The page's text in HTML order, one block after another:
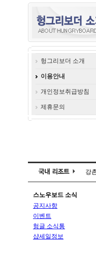
헝그리보더 소개
이용안내
개인정보취급방침
제휴문의
강
스노우보드 소식
공지사항
이벤트
헝글 소식통
샵세일정보